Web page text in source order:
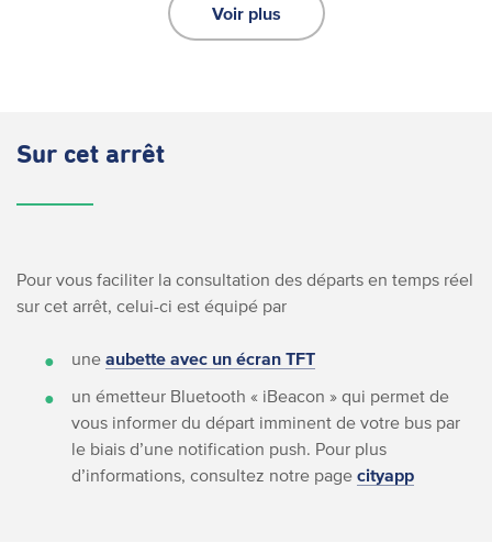
Voir plus
Sur cet arrêt
Pour vous faciliter la consultation des départs en temps réel
sur cet arrêt, celui-ci est équipé par
une aubette avec un écran TFT
un émetteur Bluetooth « iBeacon » qui permet de
vous informer du départ imminent de votre bus par
le biais d’une notification push. Pour plus
d’informations, consultez notre page cityapp